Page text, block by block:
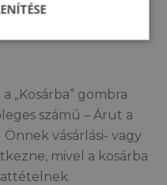
„Kosárba” gombra
számú – Árut a
vásárlási- vagy
mivel a kosárba